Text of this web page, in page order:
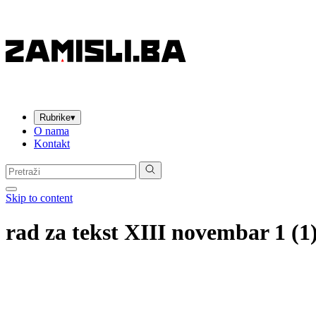
Rubrike▾
O nama
Kontakt
Pretraga:
Skip to content
rad za tekst XIII novembar 1